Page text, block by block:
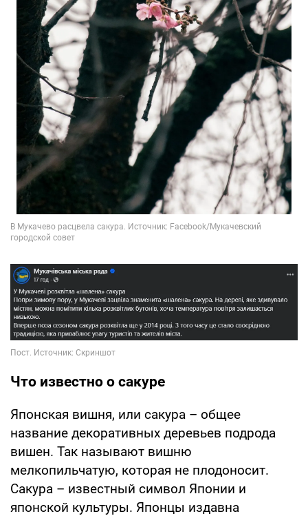
Что известно о сакуре
Японская вишня, или сакура – общее
название декоративных деревьев подрода
вишен. Так называют вишню
мелкопильчатую, которая не плодоносит.
Сакура – известный символ Японии и
японской культуры. Японцы издавна